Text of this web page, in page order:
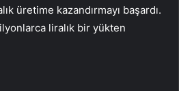
üretime kazandırmayı başardı.
liralık bir yükten